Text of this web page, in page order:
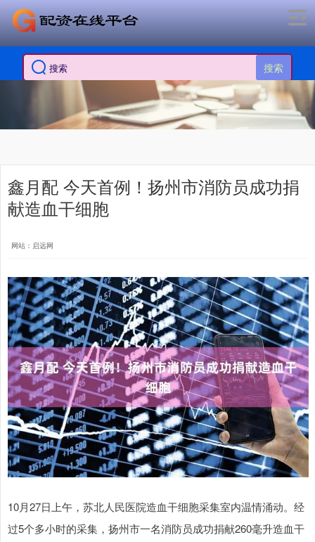
搜索
鑫月配 今天首例！扬州市消防员成功捐
献造血干细胞
网站：启远网
10月27日上午，苏北人民医院造血干细胞采集室内温情涌动。经
过5个多小时的采集，扬州市一名消防员成功捐献260毫升造血干